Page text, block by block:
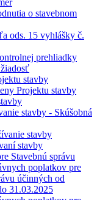
o stavebnom
ods. 15 vyhlášky č.
prehliadky
stavby
Projektu stavby
stavby - Skúšobná
stavby
stavby
Stavebnú správu
poplatkov pre
účinných od
31.03.2025